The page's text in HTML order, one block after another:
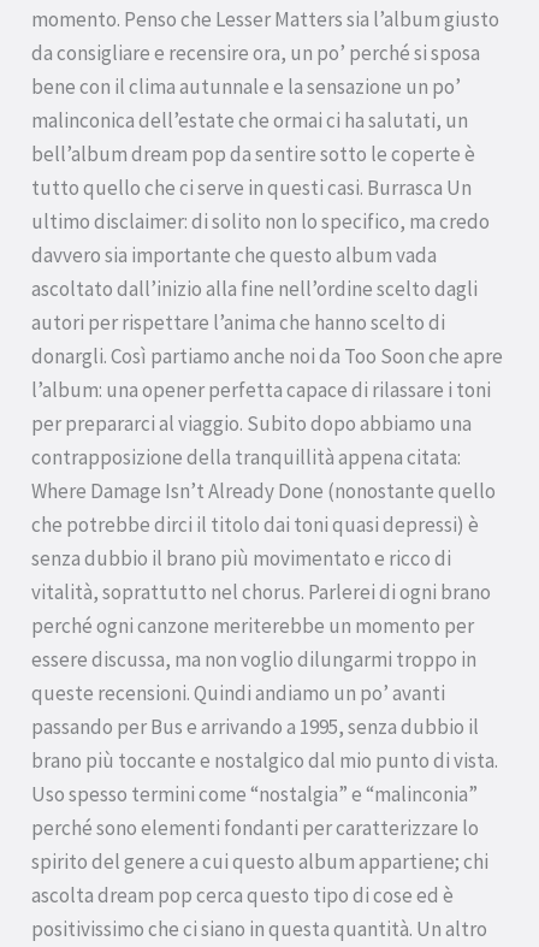
momento. Penso che Lesser Matters sia l’album giusto
da consigliare e recensire ora, un po’ perché si sposa
bene con il clima autunnale e la sensazione un po’
malinconica dell’estate che ormai ci ha salutati, un
bell’album dream pop da sentire sotto le coperte è
tutto quello che ci serve in questi casi. Burrasca Un
ultimo disclaimer: di solito non lo specifico, ma credo
davvero sia importante che questo album vada
ascoltato dall’inizio alla fine nell’ordine scelto dagli
autori per rispettare l’anima che hanno scelto di
donargli. Così partiamo anche noi da Too Soon che apre
l’album: una opener perfetta capace di rilassare i toni
per prepararci al viaggio. Subito dopo abbiamo una
contrapposizione della tranquillità appena citata:
Where Damage Isn’t Already Done (nonostante quello
che potrebbe dirci il titolo dai toni quasi depressi) è
senza dubbio il brano più movimentato e ricco di
vitalità, soprattutto nel chorus. Parlerei di ogni brano
perché ogni canzone meriterebbe un momento per
essere discussa, ma non voglio dilungarmi troppo in
queste recensioni. Quindi andiamo un po’ avanti
passando per Bus e arrivando a 1995, senza dubbio il
brano più toccante e nostalgico dal mio punto di vista.
Uso spesso termini come “nostalgia” e “malinconia”
perché sono elementi fondanti per caratterizzare lo
spirito del genere a cui questo album appartiene; chi
ascolta dream pop cerca questo tipo di cose ed è
positivissimo che ci siano in questa quantità. Un altro